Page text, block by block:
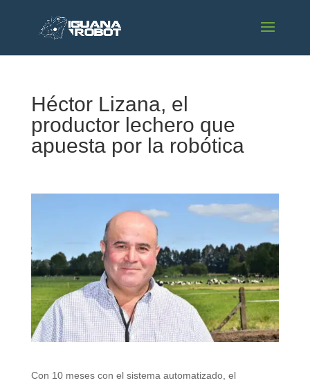
Héctor Lizana, el
productor lechero que
apuesta por la robótica
Con 10 meses con el sistema automatizado, el